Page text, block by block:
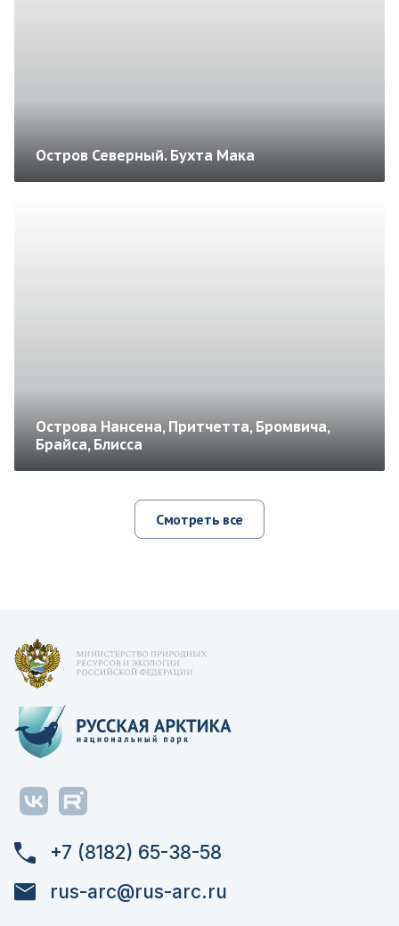
Остров Северный. Бухта Мака
Острова Нансена, Притчетта, Бромвича,
Брайса, Блисса
Смотреть все
+7 (8182) 65-38-58
rus-arc@rus-arc.ru